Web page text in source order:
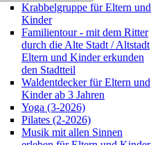
Krabbelgruppe für Eltern und
Kinder
Familientour - mit dem Ritter
durch die Alte Stadt / Altstadt
Eltern und Kinder erkunden
den Stadtteil
Waldentdecker für Eltern und
Kinder ab 3 Jahren
Yoga (3-2026)
Pilates (2-2026)
Musik mit allen Sinnen